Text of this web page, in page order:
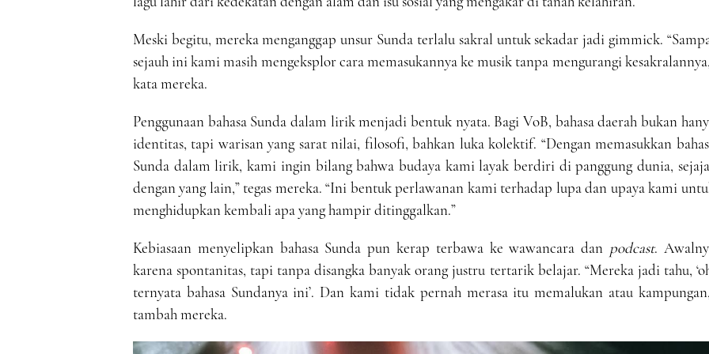
Meski begitu, mereka menganggap unsur Sunda terlalu sakral untuk sekadar jadi gimmick.
sejauh ini kami masih mengeksplor cara memasukannya ke musik tanpa mengurangi
kata mereka.
Penggunaan bahasa Sunda dalam lirik menjadi bentuk nyata. Bagi VoB, bahasa daerah bukan
identitas, tapi warisan yang sarat nilai, filosofi, bahkan luka kolektif. “Dengan memasukkan
Sunda dalam lirik, kami ingin bilang bahwa budaya kami layak berdiri di panggung dunia,
dengan yang lain,” tegas mereka. “Ini bentuk perlawanan kami terhadap lupa dan upaya kami
menghidupkan kembali apa yang hampir ditinggalkan.”
Kebiasaan menyelipkan bahasa Sunda pun kerap terbawa ke wawancara dan podcast.
karena spontanitas, tapi tanpa disangka banyak orang justru tertarik belajar. “Mereka jadi tahu,
ternyata bahasa Sundanya ini’. Dan kami tidak pernah merasa itu memalukan atau
tambah mereka.